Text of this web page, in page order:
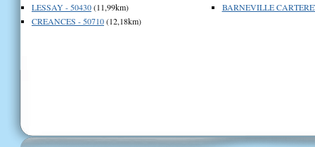
LESSAY - 50430(11,99km)
CREANCES - 50710(12,18km)
BARNEVILLE